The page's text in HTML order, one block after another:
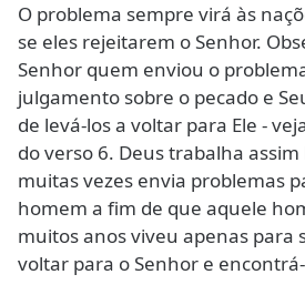
O problema sempre virá às
se eles rejeitarem o Senhor.
Senhor quem enviou o
julgamento sobre o pecado e
de levá-los a voltar para Ele -
do verso 6. Deus trabalha assim
muitas vezes envia problemas
homem a fim de que aquele
muitos anos viveu apenas para
voltar para o Senhor e